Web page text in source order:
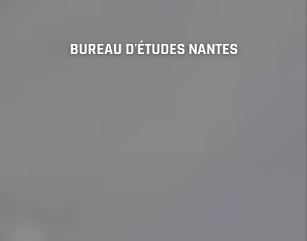
BUREAU D'ÉTUDES NANTES